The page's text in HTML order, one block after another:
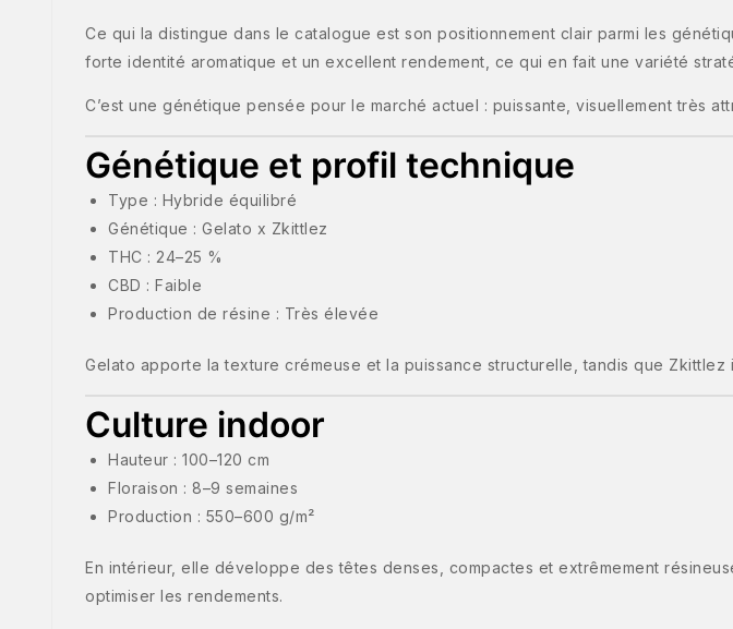
Ce qui la distingue dans le catalogue est son positionnement clair parmi les
forte identité aromatique et un excellent rendement, ce qui en fait une variété
C’est une génétique pensée pour le marché actuel : puissante, visuellement très
Génétique et profil technique
Type : Hybride équilibré
Génétique : Gelato x Zkittlez
THC : 24–25 %
CBD : Faible
Production de résine : Très élevée
Gelato apporte la texture crémeuse et la puissance structurelle, tandis que
Culture indoor
Hauteur : 100–120 cm
Floraison : 8–9 semaines
Production : 550–600 g/m²
En intérieur, elle développe des têtes denses, compactes et extrêmement
optimiser les rendements.